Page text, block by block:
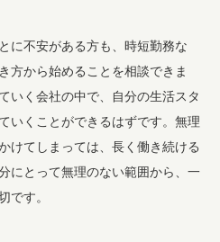
に不安がある方も、時短勤務な
方から始めることを相談できま
いく会社の中で、自分の生活スタ
いくことができるはずです。無理
けてしまっては、長く働き続ける
にとって無理のない範囲から、一
です。